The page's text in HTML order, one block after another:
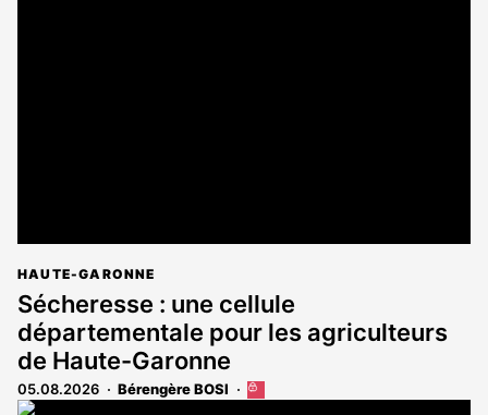
HAUTE-GARONNE
Sécheresse : une cellule
départementale pour les agriculteurs
de Haute-Garonne
05.08.2026 Bérengère BOSI
Cet